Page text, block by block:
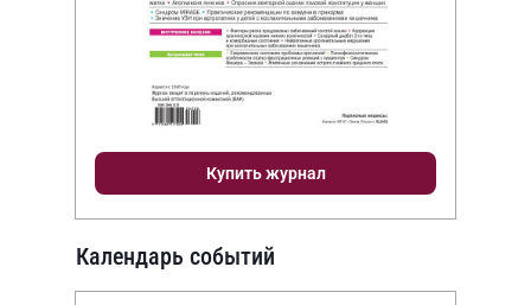
Купить журнал
Календарь событий